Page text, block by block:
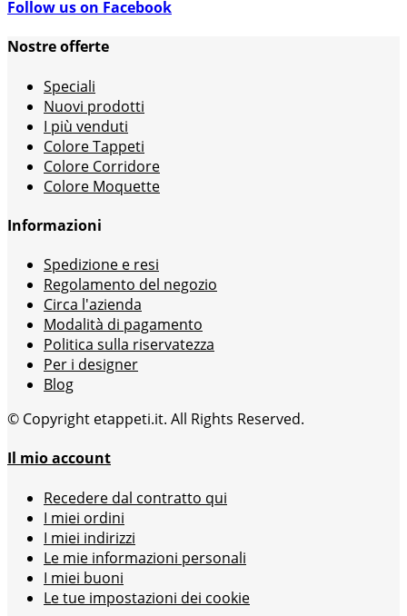
Follow us on Facebook
Nostre offerte
Speciali
Nuovi prodotti
I più venduti
Colore Tappeti
Colore Corridore
Colore Moquette
Informazioni
Spedizione e resi
Regolamento del negozio
Circa l'azienda
Modalità di pagamento
Politica sulla riservatezza
Per i designer
Blog
© Copyright etappeti.it. All Rights Reserved.
Il mio account
Recedere dal contratto qui
I miei ordini
I miei indirizzi
Le mie informazioni personali
I miei buoni
Le tue impostazioni dei cookie